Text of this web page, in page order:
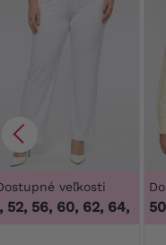
veľkosti
56, 60, 62, 64,48,